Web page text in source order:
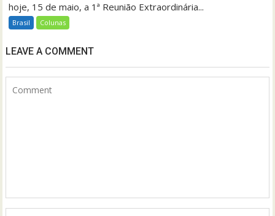
hoje, 15 de maio, a 1ª Reunião Extraordinária...
Brasil Colunas
LEAVE A COMMENT